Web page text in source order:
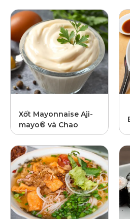
Xốt Mayonnaise Aji-
mayo® và Chao